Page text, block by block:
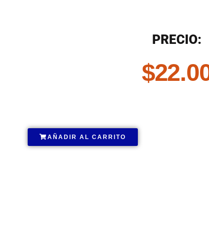
PRECIO:
$
AÑADIR AL CARRITO